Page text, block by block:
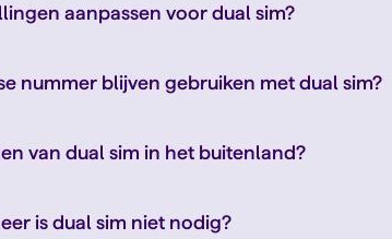
aanpassen voor dual sim?
nummer blijven gebruiken met dual sim?
van dual sim in het buitenland?
is dual sim niet nodig?